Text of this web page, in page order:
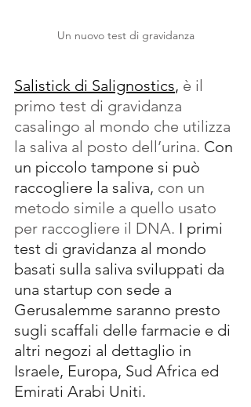
Un nuovo test di gravidanza
Salistick di Salignostics, è il
primo test di gravidanza
casalingo al mondo che utilizza
la saliva al posto dell’urina. Con
un piccolo tampone si può
raccogliere la saliva, con un
metodo simile a quello usato
per raccogliere il DNA. I primi
test di gravidanza al mondo
basati sulla saliva sviluppati da
una startup con sede a
Gerusalemme saranno presto
sugli scaffali delle farmacie e di
altri negozi al dettaglio in
Israele, Europa, Sud Africa ed
Emirati Arabi Uniti.